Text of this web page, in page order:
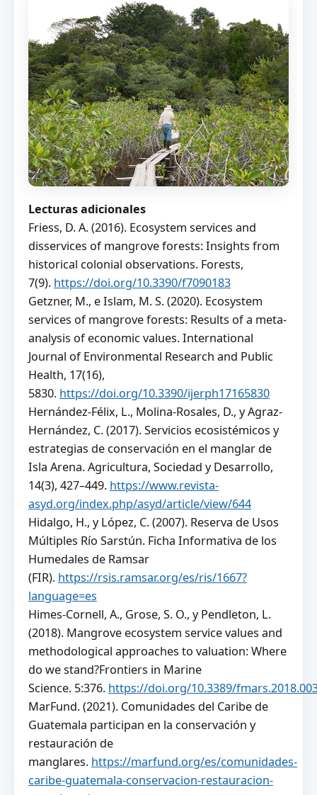
Lecturas adicionales
Friess, D. A. (2016). Ecosystem services and
disservices of mangrove forests: Insights from
historical colonial observations. Forests,
7(9). https://doi.org/10.3390/f7090183
Getzner, M., e Islam, M. S. (2020). Ecosystem
services of mangrove forests: Results of a meta-
analysis of economic values. International
Journal of Environmental Research and Public
Health, 17(16),
5830. https://doi.org/10.3390/ijerph17165830
Hernández-Félix, L., Molina-Rosales, D., y Agraz-
Hernández, C. (2017). Servicios ecosistémicos y
estrategias de conservación en el manglar de
Isla Arena. Agricultura, Sociedad y Desarrollo,
14(3), 427–449. https://www.revista-
asyd.org/index.php/asyd/article/view/644
Hidalgo, H., y López, C. (2007). Reserva de Usos
Múltiples Río Sarstún. Ficha Informativa de los
Humedales de Ramsar
(FIR). https://rsis.ramsar.org/es/ris/1667?
language=es
Himes-Cornell, A., Grose, S. O., y Pendleton, L.
(2018). Mangrove ecosystem service values and
methodological approaches to valuation: Where
do we stand?Frontiers in Marine
Science. 5:376. https://doi.org/10.3389/
MarFund. (2021). Comunidades del Caribe de
Guatemala participan en la conservación y
restauración de
manglares. https://marfund.org/es/comunidades-
caribe-guatemala-conservacion-restauracion-